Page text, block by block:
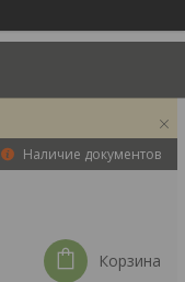
Наличие документов
Корзина